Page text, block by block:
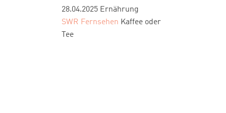
28.04.2025 Ernährung
SWR Fernsehen Kaffee oder
Tee